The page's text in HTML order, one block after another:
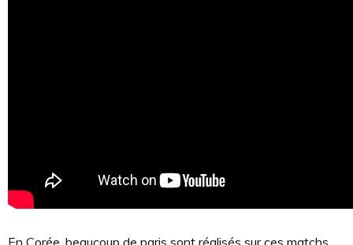
En Corée, beaucoup de paris sont réalisés sur ces matchs